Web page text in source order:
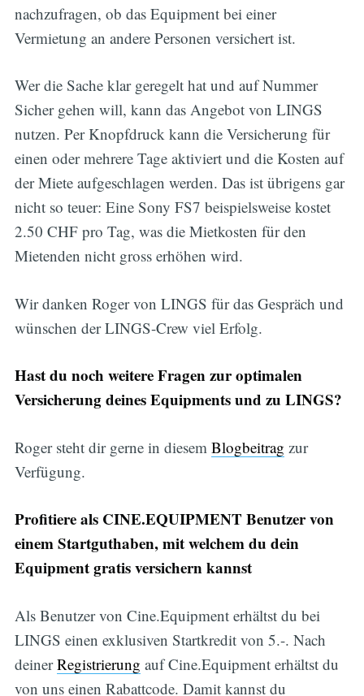
nachzufragen, ob das Equipment bei einer
Vermietung an andere Personen versichert ist.
Wer die Sache klar geregelt hat und auf Nummer
Sicher gehen will, kann das Angebot von LINGS
nutzen. Per Knopfdruck kann die Versicherung für
einen oder mehrere Tage aktiviert und die Kosten auf
der Miete aufgeschlagen werden. Das ist übrigens gar
nicht so teuer: Eine Sony FS7 beispielsweise kostet
2.50 CHF pro Tag, was die Mietkosten für den
Mietenden nicht gross erhöhen wird.
Wir danken Roger von LINGS für das Gespräch und
wünschen der LINGS-Crew viel Erfolg.
Hast du noch weitere Fragen zur optimalen
Versicherung deines Equipments und zu LINGS?
Roger steht dir gerne in diesem Blogbeitrag zur
Verfügung.
Profitiere als CINE.EQUIPMENT Benutzer von
einem Startguthaben, mit welchem du dein
Equipment gratis versichern kannst
Als Benutzer von Cine.Equipment erhältst du bei
LINGS einen exklusiven Startkredit von 5.-. Nach
deinerRegistrierung auf Cine.Equipment erhältst du
von uns einen Rabattcode. Damit kannst du